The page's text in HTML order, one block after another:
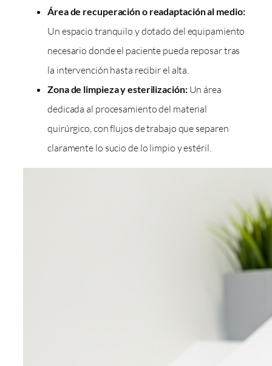
Área de recuperación o readaptación al medio:
Un espacio tranquilo y dotado del equipamiento
necesario donde el paciente pueda reposar tras
la intervención hasta recibir el alta.
Zona de limpieza y esterilización:Un área
dedicada al procesamiento del material
quirúrgico, con flujos de trabajo que separen
claramente lo sucio de lo limpio y estéril.